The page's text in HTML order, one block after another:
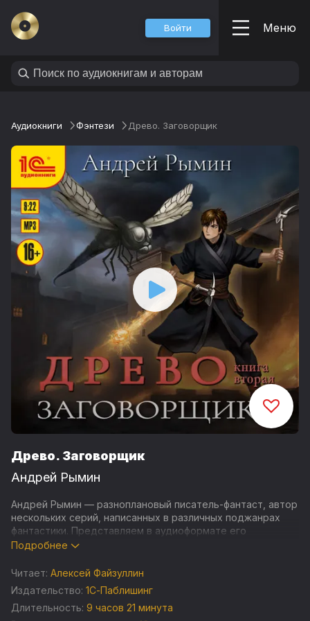
Войти Меню
Аудиокниги Фэнтези Древо. Заговорщик
Древо. Заговорщик
Андрей Рымин
Андрей Рымин — разноплановый писатель-фантаст, автор
нескольких серий, написанных в различных поджанрах
фантастики. Представляем в аудиоформате его
популярную серию «Древо», созданную в антураже
вторая книга этой серии.
Саша Углов — студент-первокурсник. К сожалению, он
запустил себя, набрал лишний вес, и здоровье юноши уже
Подробнее
Читает: Алексей Файзуллин
Издательство: 1С-Паблишинг
Длительность: 9 часов 21 минута